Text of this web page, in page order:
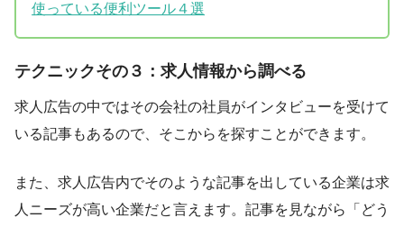
使っている便利ツール４選
テクニックその３：求人情報から調べる
求人広告の中ではその会社の社員がインタビューを受けて
いる記事もあるので、そこからを探すことができます。
また、求人広告内でそのような記事を出している企業は求
人ニーズが高い企業だと言えます。記事を見ながら「どう